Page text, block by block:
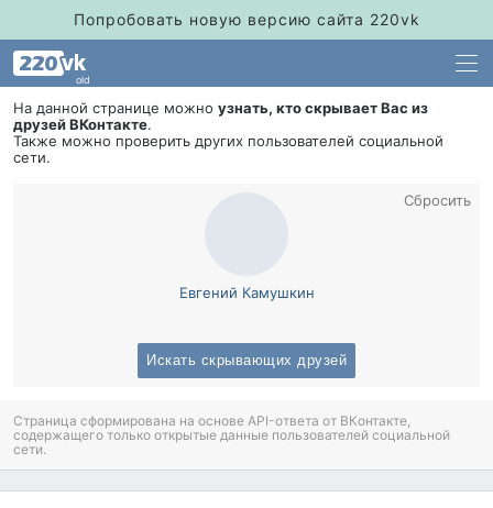
Попробовать новую версию сайта 220vk
old
На данной странице можно узнать, кто скрывает Вас из
друзей ВКонтакте.
Также можно проверить других пользователей социальной
сети.
Евгений Камушкин
Сбросить
Искать скрывающих друзей
Страница сформирована на основе API-ответа от ВКонтакте,
содержащего только открытые данные пользователей социальной
сети.